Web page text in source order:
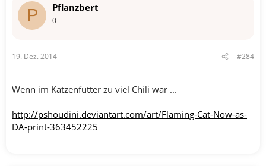
P Pflanzbert
0
19. Dez. 2014 #284
Wenn im Katzenfutter zu viel Chili war ...
http://pshoudini.deviantart.com/art/Flaming-Cat-Now-as-
DA-print-363452225